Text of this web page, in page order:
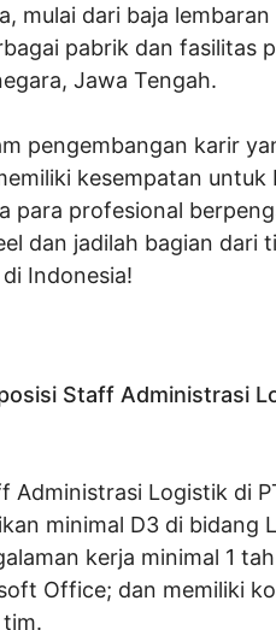
mulai dari baja
pabrik dan fasilitas
Jawa Tengah.
pengembangan karir
kesempatan untuk
para profesional
dan jadilah bagian dari
Indonesia!
Staff Administrasi
Administrasi Logistik di
minimal D3 di bidang
kerja minimal 1
Office; dan memiliki